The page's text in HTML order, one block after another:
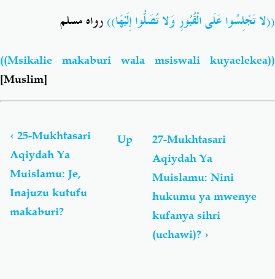
((لا تَجْلِسُوا عَلَى الْقُبُورِ وَلا تُصَلُّوا إِلَيْهَا))رواه مسلم
((Msikalie makaburi wala msiswali kuyaelekea))
[Muslim]
links
Mukhtasari
Wa
'Aqiydah
Muislamu:
‹ 25-Mukhtasari
Aqiydah Ya
Muislamu: Je,
Inajuzu kutufu
makaburi?
Up
27-Mukhtasari
Aqiydah Ya
Muislamu: Nini
hukumu ya mwenye
kufanya sihri
(uchawi)? ›